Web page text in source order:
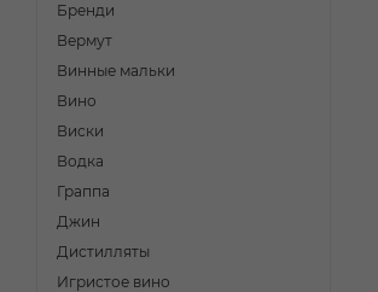
Бренди
Вермут
Винные мальки
Вино
Виски
Водка
Граппа
Джин
Дистилляты
Игристое вино